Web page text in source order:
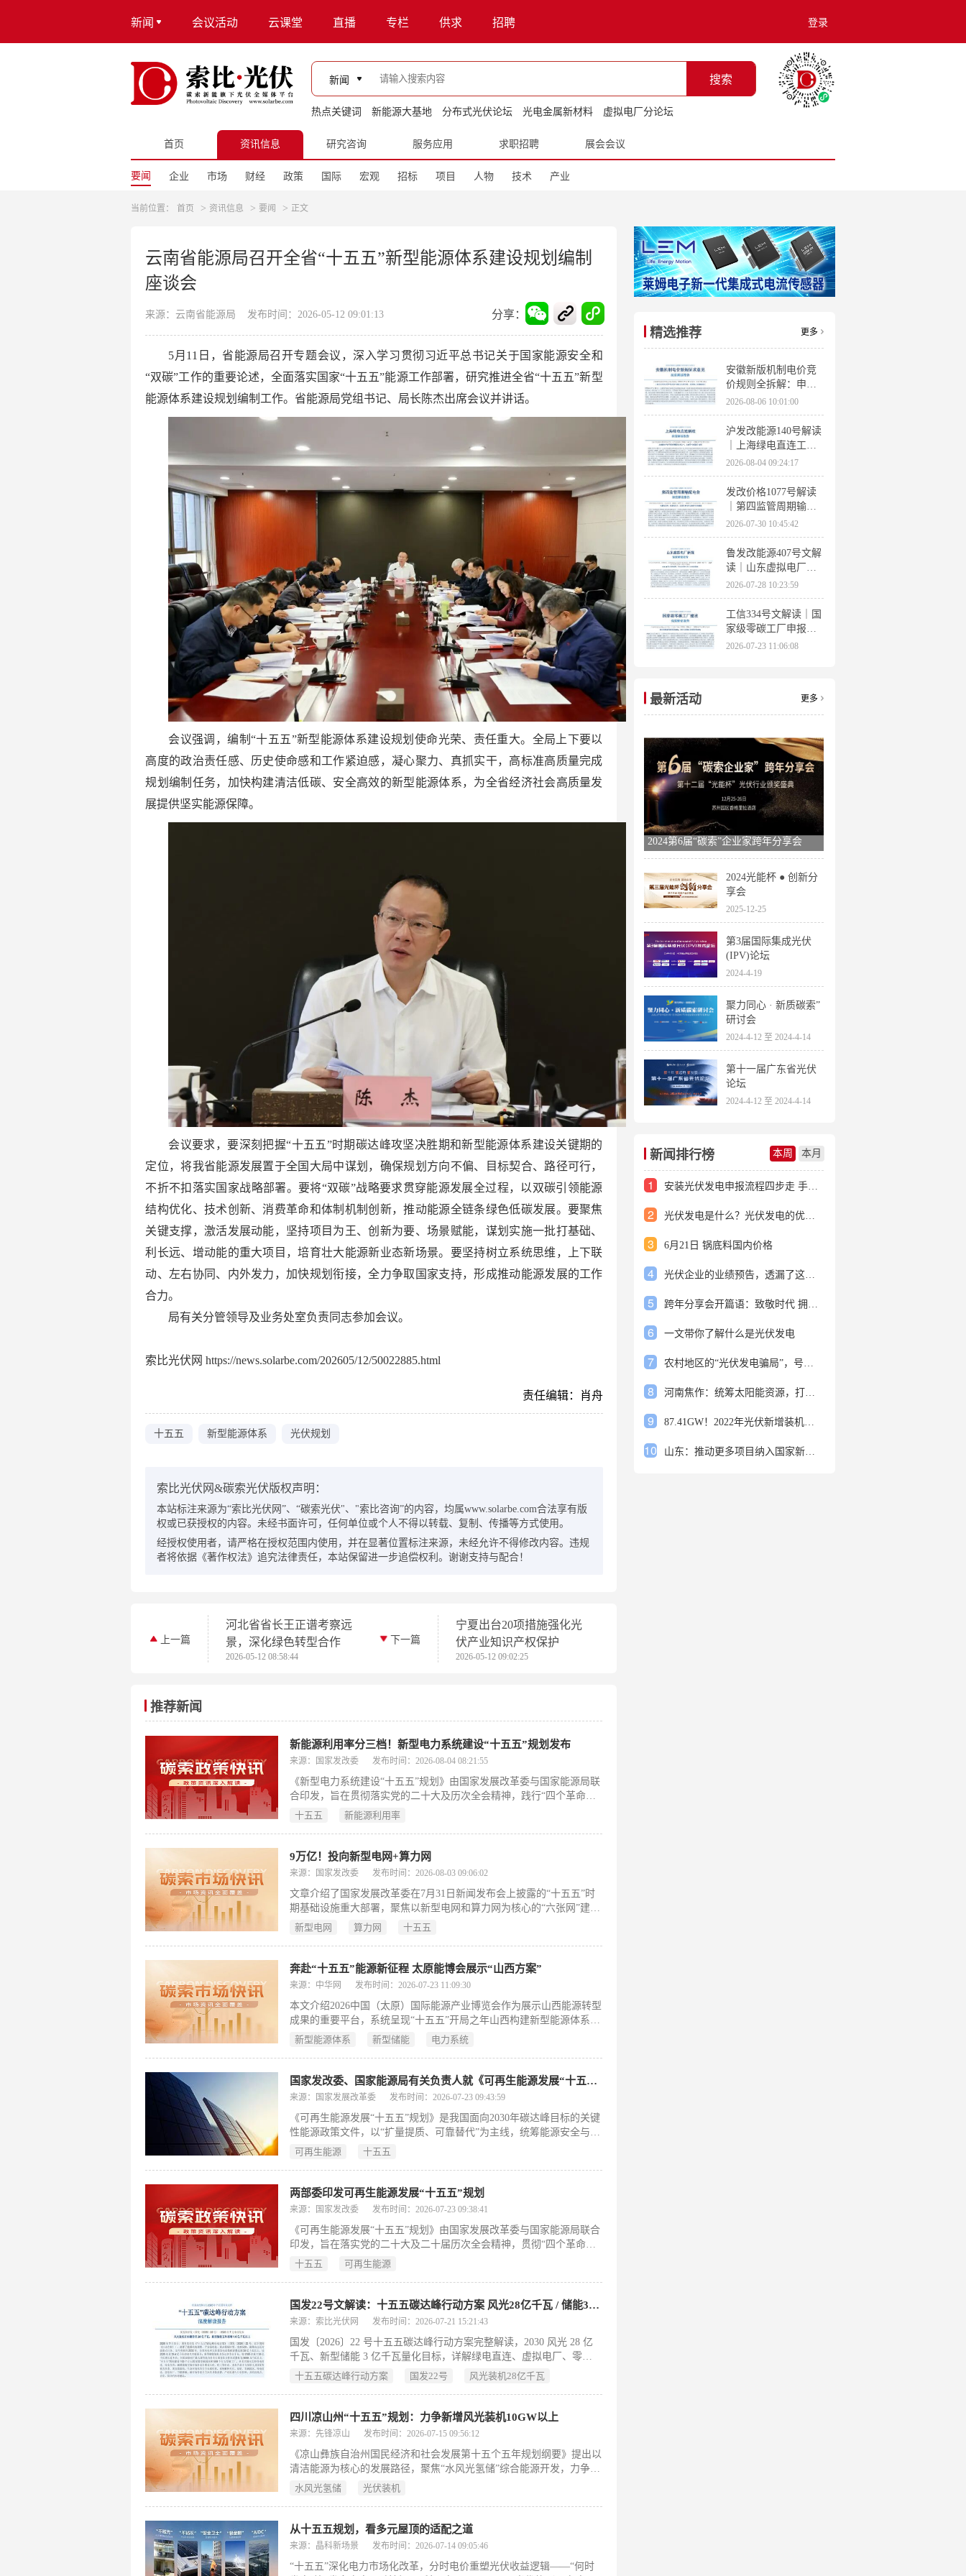
新闻 会议活动 云课堂 直播 专栏 供求 招聘 登录
新闻 搜索
热点关键词 新能源大基地 分布式光伏论坛 光电金属新材料 虚拟电厂分论坛
首页 资讯信息 研究咨询 服务应用 求职招聘 展会会议
要闻 企业 市场 财经 政策 国际 宏观 招标 项目 人物 技术 产业
当前位置： 首页 > 资讯信息 > 要闻 > 正文
云南省能源局召开全省“十五五”新型能源体系建设规划编制
座谈会
来源：云南省能源局 发布时间：2026-05-12 09:01:13 分享：
5月11日，省能源局召开专题会议，深入学习贯彻习近平总书记关于国家能源安全和
“双碳”工作的重要论述，全面落实国家“十五五”能源工作部署，研究推进全省“十五五”新型
能源体系建设规划编制工作。省能源局党组书记、局长陈杰出席会议并讲话。
会议强调，编制“十五五”新型能源体系建设规划使命光荣、责任重大。全局上下要以
高度的政治责任感、历史使命感和工作紧迫感，凝心聚力、真抓实干，高标准高质量完成
规划编制任务，加快构建清洁低碳、安全高效的新型能源体系，为全省经济社会高质量发
展提供坚实能源保障。
会议要求，要深刻把握“十五五”时期碳达峰攻坚决胜期和新型能源体系建设关键期的
定位，将我省能源发展置于全国大局中谋划，确保规划方向不偏、目标契合、路径可行，
不折不扣落实国家战略部署。要将“双碳”战略要求贯穿能源发展全过程，以双碳引领能源
结构优化、技术创新、消费革命和体制机制创新，推动能源全链条绿色低碳发展。要聚焦
关键支撑，激活发展动能，坚持项目为王、创新为要、场景赋能，谋划实施一批打基础、
利长远、增动能的重大项目，培育壮大能源新业态新场景。要坚持树立系统思维，上下联
动、左右协同、内外发力，加快规划衔接，全力争取国家支持，形成推动能源发展的工作
合力。
局有关分管领导及业务处室负责同志参加会议。
索比光伏网 https://news.solarbe.com/202605/12/50022885.html
责任编辑：肖舟
十五五 新型能源体系 光伏规划
索比光伏网&碳索光伏版权声明：
本站标注来源为“索比光伏网”、“碳索光伏"、"索比咨询”的内容，均属www.solarbe.com合法享有版
权或已获授权的内容。未经书面许可，任何单位或个人不得以转载、复制、传播等方式使用。
经授权使用者，请严格在授权范围内使用，并在显著位置标注来源，未经允许不得修改内容。违规
者将依据《著作权法》追究法律责任，本站保留进一步追偿权利。谢谢支持与配合！
上一篇
河北省省长王正谱考察远
景，深化绿色转型合作
2026-05-12 08:58:44
下一篇
宁夏出台20项措施强化光
伏产业知识产权保护
2026-05-12 09:02:25
推荐新闻
新能源利用率分三档！新型电力系统建设“十五五”规划发布
来源：国家发改委 发布时间：2026-08-04 08:21:55
《新型电力系统建设“十五五”规划》由国家发展改革委与国家能源局联
合印发，旨在贯彻落实党的二十大及历次全会精神，践行“四个革命、
一个合作”能源安全新战略，并衔接《国民经济和社会发展第十五个五
率将按区域和时段划分为三档进行分类管理与考核，以提升消纳能力与
系统调节水平。规划要求各地能源主管部门、相关企业和行业机构严格
重点任务，为“十五五”时期（2026—2030年）电力绿色低碳转型提供系
统性指引。（198字）
十五五 新能源利用率
9万亿！投向新型电网+算力网
来源：国家发改委 发布时间：2026-08-03 09:06:02
文章介绍了国家发展改革委在7月31日新闻发布会上披露的“十五五”时
期基础设施重大部署，聚焦以新型电网和算力网为核心的“六张网”建
设。其中，新型电网拟投资超5万亿元，重点用于电网架构升级、输电
动，形成深度耦合、相互赋能的有机整体，兼具稳投资、扩内需、增动
能、保安全、惠民生等多重功能。发改委强调坚持统筹布局、多网协
导、要素保障和堵点疏通，营造有利于民间资本参与的良好环境。
（198字）
新型电网 算力网 十五五
奔赴“十五五”能源新征程 太原能博会展示“山西方案”
来源：中华网 发布时间：2026-07-23 11:09:30
本文介绍2026中国（太原）国际能源产业博览会作为展示山西能源转型
成果的重要平台，系统呈现“十五五”开局之年山西构建新型能源体系的
实践路径与“山西方案”。文章指出，山西依托国家资源型经济转型试验
成交居全国前列。通过晋北新能源基地、绿电园区、氢能产业链等布
局，加速实现煤炭由燃料向原料转变，并聚焦安全韧性、绿色低碳、链
原能博会以6万平方米展区、13个主题板块，全景展示风光储氢一体
化、智能矿山、源网荷储协同等前沿应用与国际合作成果。（199字）
新型能源体系 新型储能 电力系统
国家发改委、国家能源局有关负责人就《可再生能源发展“十五五”规划》答记者问
来源：国家发展改革委 发布时间：2026-07-23 09:43:59
《可再生能源发展“十五五”规划》是我国面向2030年碳达峰目标的关键
性能源政策文件，以“扩量提质、可靠替代”为主线，统筹能源安全与绿
色低碳转型。规划明确四大核心目标：到2030年，可再生能源消费总量
力达8%，迎峰时段电量占比超20%。为实现目标，规划部署七项重点
任务：扩大电力供给（优化“三北”基地、海上风电、水风光一体化及分
化、发展抽水蓄能、增强源网荷协同）；突破非电利用（拓展绿氢氨
醇、风光供热、生物质及地热应用）；提升全社会消费水平；巩固技术
产业优势；健全政策与市场机制；深化国际合作。全文突出集中式与分
可再生能源 十五五
两部委印发可再生能源发展“十五五”规划
来源：国家发改委 发布时间：2026-07-23 09:38:41
《可再生能源发展“十五五”规划》由国家发展改革委与国家能源局联合
印发，旨在落实党的二十大及二十届历次全会精神，贯彻“四个革命、
一个合作”能源安全新战略，服务国家碳达峰、碳中和目标。该规划依
展，系统部署“十五五”时期（2026—2030年）的发展目标、重点任务与
保障措施。文件面向各省（区、市）发展改革与能源主管部门、国家能
协同推进可再生能源规模化、多元化、智能化发展，支撑新型能源体系
建设。（198字）
十五五 可再生能源
国发22号文解读：十五五碳达峰行动方案 风光28亿千瓦 / 储能3亿千瓦量化目标全解析
来源：索比光伏网 发布时间：2026-07-21 15:21:43
国发〔2026〕22 号十五五碳达峰行动方案完整解读，2030 风光 28 亿
千瓦、新型储能 3 亿千瓦量化目标，详解绿电直连、虚拟电厂、零碳
工厂、碳市场扩容政策机遇，含工厂、园区、新能源企业落地实操指
十五五碳达峰行动方案 国发22号 风光装机28亿千瓦
四川凉山州“十五五”规划：力争新增风光装机10GW以上
来源：先锋凉山 发布时间：2026-07-15 09:56:12
《凉山彝族自治州国民经济和社会发展第十五个五年规划纲要》提出以
清洁能源为核心的发展路径，聚焦“水风光氢储”综合能源开发，力争
“十五五”期间新增风电、光伏装机超1000万千瓦，水电新增装机220万
风光一体化基地，推动源网荷储协同和绿电就近消纳。同时延伸产业
链，发展储能、氢能、新能源装备制造及动力电池等新兴产业，目标清
网改造与农村电网巩固提升，并在工业、建筑、交通等领域系统推进绿
水风光氢储 光伏装机
从十五五规划，看多元屋顶的适配之道
来源：晶科新场景 发布时间：2026-07-14 09:05:46
“十五五”深化电力市场化改革，分时电价重塑光伏收益逻辑——“何时
精选推荐 更多
安徽新版机制电价竞
价规则全拆解：申报
条件、保函罚则、出
清机制、聚合商门槛
2026-08-06 10:01:00
沪发改能源140号解读
｜上海绿电直连工作
方案 申报条件、源荷
指标、场景优先级全
梳理
2026-08-04 09:24:17
发改价格1077号解读
｜第四监管周期输配
电价落地 电量电价下
调容量电价上调
2026-07-30 10:45:42
鲁发改能源407号文解
读｜山东虚拟电厂管
理办法全文 分布式光
伏打包入市规则详解
2026-07-28 10:23:59
工信334号文解读｜国
家级零碳工厂申报条
件、三大硬性指标、
2026-07-23 11:06:08
最新活动 更多
2024第6届“碳索”企业家跨年分享会
2024光能杯 ● 创新分
享会
2025-12-25
第3届国际集成光伏
(IPV)论坛
2024-4-19
聚力同心 · 新质碳索”
研讨会
2024-4-12 至 2024-4-14
第十一届广东省光伏
论坛
2024-4-12 至 2024-4-14
新闻排行榜 本周 本月
1 安装光伏发电申报流程四步走 手把手教你装起光伏电站
2 光伏发电是什么？光伏发电的优缺点有哪些？
3 6月21日 锅底料国内价格
4 光伏企业的业绩预告，透漏了这些信号
5 跨年分享会开篇语：致敬时代 拥抱变革
6 一文带你了解什么是光伏发电
7 农村地区的“光伏发电骗局”，号称能用屋顶赚钱，不少人已经上当
8 河南焦作：统筹太阳能资源，打造百万千瓦级光伏基地
9 87.41GW！2022年光伏新增装机规模发布
10 山东：推动更多项目纳入国家新增风光大基地项目